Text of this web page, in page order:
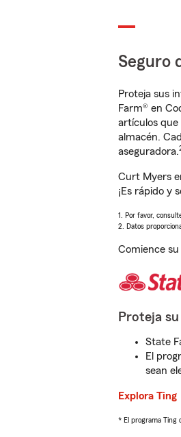
Seguro
Proteja sus
Farm® en
artículos que
almacén.
aseguradora.
Curt Myers
¡Es rápido y
1. Por favor,
2. Datos
Comience su
Proteja
State
El
sean
Explora Ting
* El programa Ting